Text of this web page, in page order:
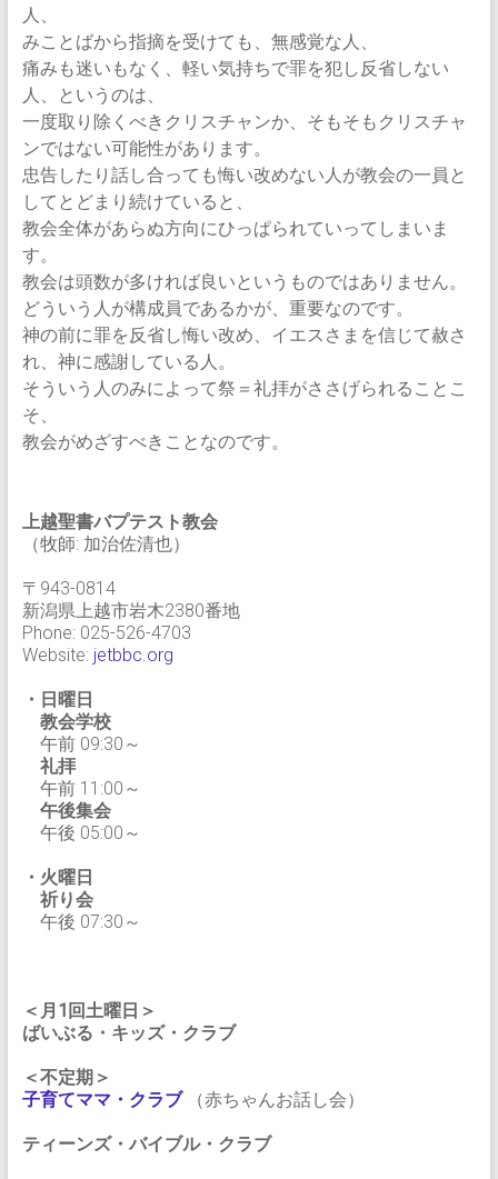
人、
みことばから指摘を受けても、無感覚な人、
痛みも迷いもなく、軽い気持ちで罪を犯し反省しない
人、というのは、
一度取り除くべきクリスチャンか、そもそもクリスチャ
ンではない可能性があります。
忠告したり話し合っても悔い改めない人が教会の一員と
してとどまり続けていると、
教会全体があらぬ方向にひっぱられていってしまいま
す。
教会は頭数が多ければ良いというものではありません。
どういう人が構成員であるかが、重要なのです。
神の前に罪を反省し悔い改め、イエスさまを信じて赦さ
れ、神に感謝している人。
そういう人のみによって祭＝礼拝がささげられることこ
そ、
教会がめざすべきことなのです。
上越聖書バプテスト教会
（牧師: 加治佐清也）
〒943-0814
新潟県上越市岩木2380番地
Phone: 025-526-4703
Website: jetbbc.org
・日曜日
教会学校
午前 09:30～
礼拝
午前 11:00～
午後集会
午後 05:00～
・火曜日
祈り会
午後 07:30～
＜月1回土曜日＞
ばいぶる・キッズ・クラブ
＜不定期＞
子育てママ・クラブ（赤ちゃんお話し会）
ティーンズ・バイブル・クラブ